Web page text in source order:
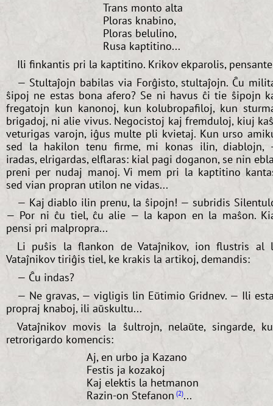
Trans monto alta
Ploras knabino,
Ploras belulino,
Rusa kaptitino...
Ili finkantis pri la kaptitino. Krikov ekparolis,
— Stultaĵojn babilas via Forĝisto, stultaĵojn. Ĉu
ŝipoj ne estas bona afero? Se ni havus ĉi tie ŝipojn
fregatojn kun kanonoj, kun kolubropafiloj, kun
brigadoj, ni alie vivus. Negocistoj kaj fremduloj, kiuj
veturigas varojn, iĝus multe pli kvietaj. Kun urso
sed la hakilon tenu firme, mi konas ilin, diablojn,
iradas, elrigardas, elflaras: kial pagi doganon, se nin
preni per nudaj manoj. Vi mem pri la kaptitino
sed vian propran utilon ne vidas...
— Kaj diablo ilin prenu, la ŝipojn! — subridis
— Por ni ĉu tiel, ĉu alie — la kapon en la maŝon.
pensi pri malpropra...
Li puŝis la flankon de Vataĵnikov, ion flustris al
Vataĵnikov tiriĝis tiel, ke krakis la artikoj, demandis:
— Ĉu indas?
— Ne gravas, — vigligis lin Eŭtimio Gridnev. — Ili
propraj knaboj, ili aŭskultu...
Vataĵnikov movis la ŝultrojn, nelaŭte, singarde,
retrorigardo komencis:
Aj, en urbo ja Kazano
Festis ja kozakoj
Kaj elektis la hetmanon
Razin-on Stefanon 2 ...